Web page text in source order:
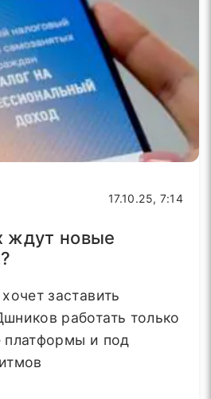
17.10.25, 7:14
ждут новые
заставить
работать только
платформы и под